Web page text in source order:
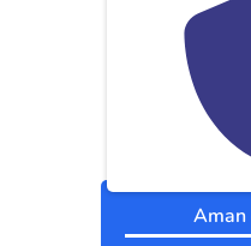
Aman